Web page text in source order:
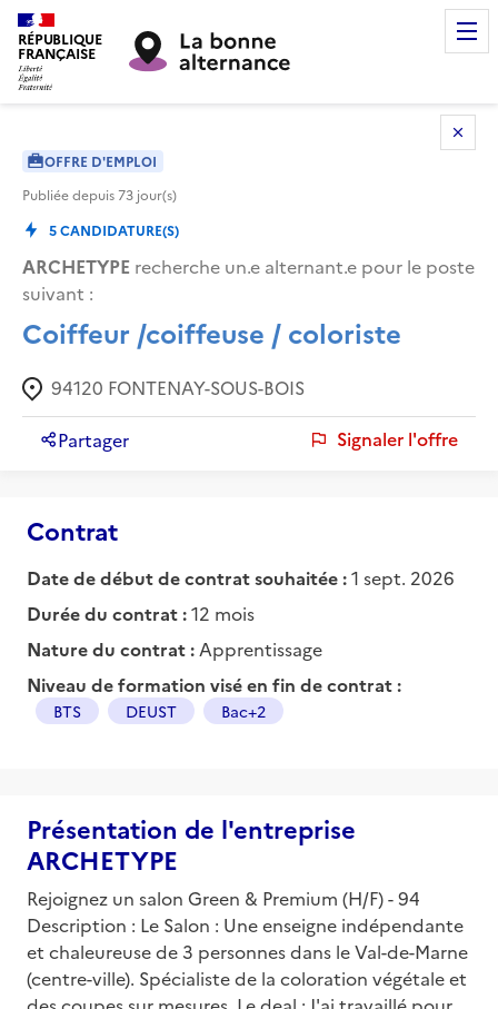
RÉPUBLIQUE
FRANÇAISE
OFFRE D'EMPLOI
Publiée depuis73 jour(s)
5CANDIDATURE(S)
ARCHETYPE recherche un.e alternant.e pour le poste
suivant :
Coiffeur /coiffeuse / coloriste
94120 FONTENAY-SOUS-BOIS
Partager Signaler l'offre
Contrat
Date de début de contrat souhaitée :1 sept. 2026
Durée du contrat :12 mois
Nature du contrat : Apprentissage
Niveau de formation visé en fin de contrat :
BTS DEUST Bac+2
Présentation de l'entreprise
ARCHETYPE
Rejoignez un salon Green & Premium (H/F) - 94
Description : Le Salon : Une enseigne indépendante
et chaleureuse de 3 personnes dans le Val-de-Marne
(centre-ville). Spécialiste de la coloration végétale et
des coupes sur mesures. Le deal : J'ai travaillé pour